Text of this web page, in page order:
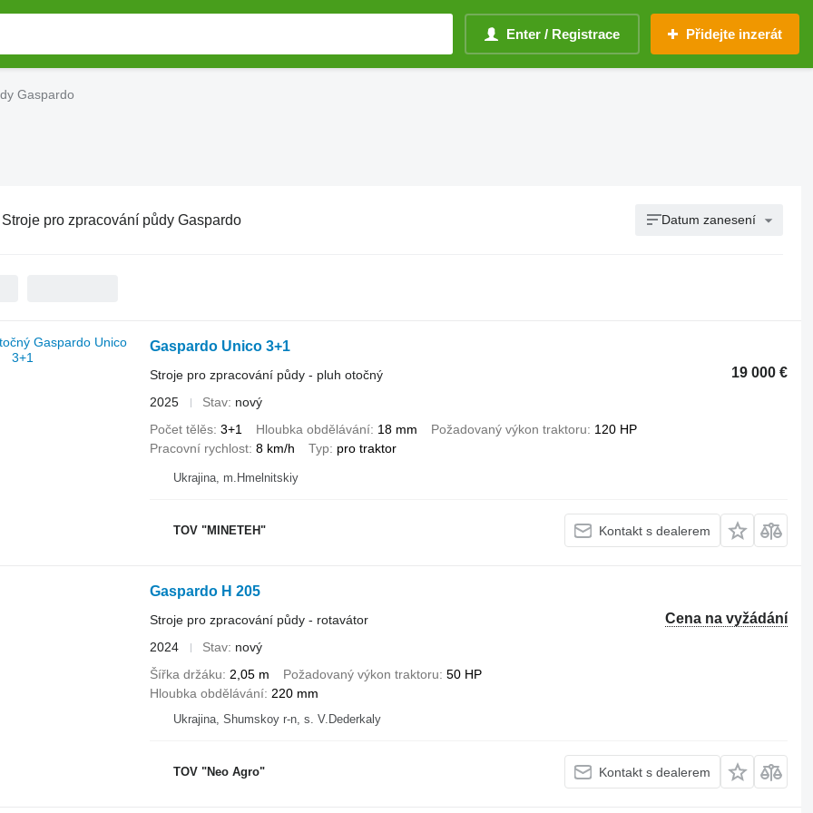
Enter / Registrace Přidejte inzerát
Gaspardo
Stroje pro zpracování půdy Gaspardo Datum zanesení
Gaspardo Unico 3+1
19 000 €
Stroje pro zpracování půdy - pluh otočný
2025
Stav nový
Počet tělěs 3+1 Hloubka obdělávání 18 mm Požadovaný výkon traktoru
120 HP
Pracovní rychlost 8 km/h Typ pro traktor
Ukrajina, m.Hmelnitskiy
TOV "MINETEH" Kontakt s dealerem
Gaspardo H 205
Cena na vyžádání
Stroje pro zpracování půdy - rotavátor
2024
Stav nový
Šířka držáku
2,05 m Požadovaný výkon traktoru 50 HP
Hloubka obdělávání 220 mm
Ukrajina, Shumskoy r-n, s. V.Dederkaly
TOV "Neo Agro" Kontakt s dealerem